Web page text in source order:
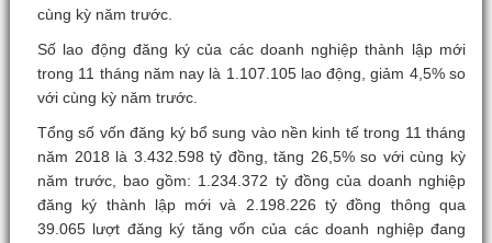
cùng kỳ năm trước.
Số lao động đăng ký của các doanh nghiệp thành lập mới
trong 11 tháng năm nay là 1.107.105 lao động, giảm 4,5% so
với cùng kỳ năm trước.
Tổng số vốn đăng ký bổ sung vào nền kinh tế trong 11 tháng
năm 2018 là 3.432.598 tỷ đồng, tăng 26,5% so với cùng kỳ
năm trước, bao gồm: 1.234.372 tỷ đồng của doanh nghiệp
đăng ký thành lập mới và 2.198.226 tỷ đồng thông qua
39.065 lượt đăng ký tăng vốn của các doanh nghiệp đang